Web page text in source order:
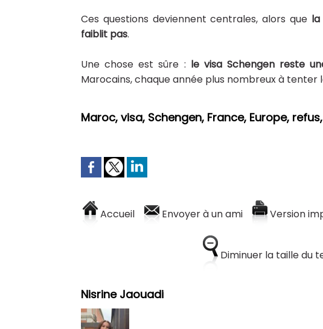
Ces questions deviennent centrales, alors que
faiblit pas.
Une chose est sûre : le visa Schengen reste
Marocains, chaque année plus nombreux à tenter
Maroc, visa, Schengen, France, Europe,
Accueil Envoyer à un ami Version
Diminuer la taille du
Nisrine Jaouadi